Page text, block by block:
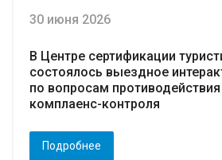
30 июня 2026
В Центре сертификации
состоялось выездное
по вопросам
комплаенс-контроля
Подробнее